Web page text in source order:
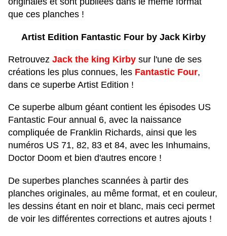
que ces planches !
Artist Edition Fantastic Four by Jack Kirby
Retrouvez Jack the king Kirby sur l'une de ses
créations les plus connues, les Fantastic Four,
dans ce superbe Artist Edition !
Ce superbe album géant contient les épisodes US
Fantastic Four annual 6, avec la naissance
compliquée de Franklin Richards, ainsi que les
numéros US 71, 82, 83 et 84, avec les Inhumains,
Doctor Doom et bien d'autres encore !
De superbes planches scannées à partir des
planches originales, au même format, et en couleur,
les dessins étant en noir et blanc, mais ceci permet
de voir les différentes corrections et autres ajouts !